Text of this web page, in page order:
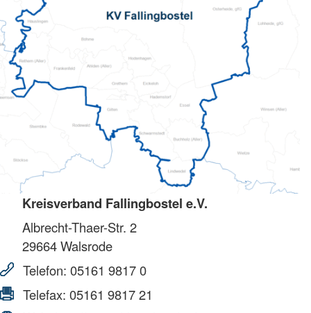
Kreisverband Fallingbostel e.V.
Albrecht-Thaer-Str. 2
29664Walsrode
Telefon: 05161 9817 0
Telefax: 05161 9817 21